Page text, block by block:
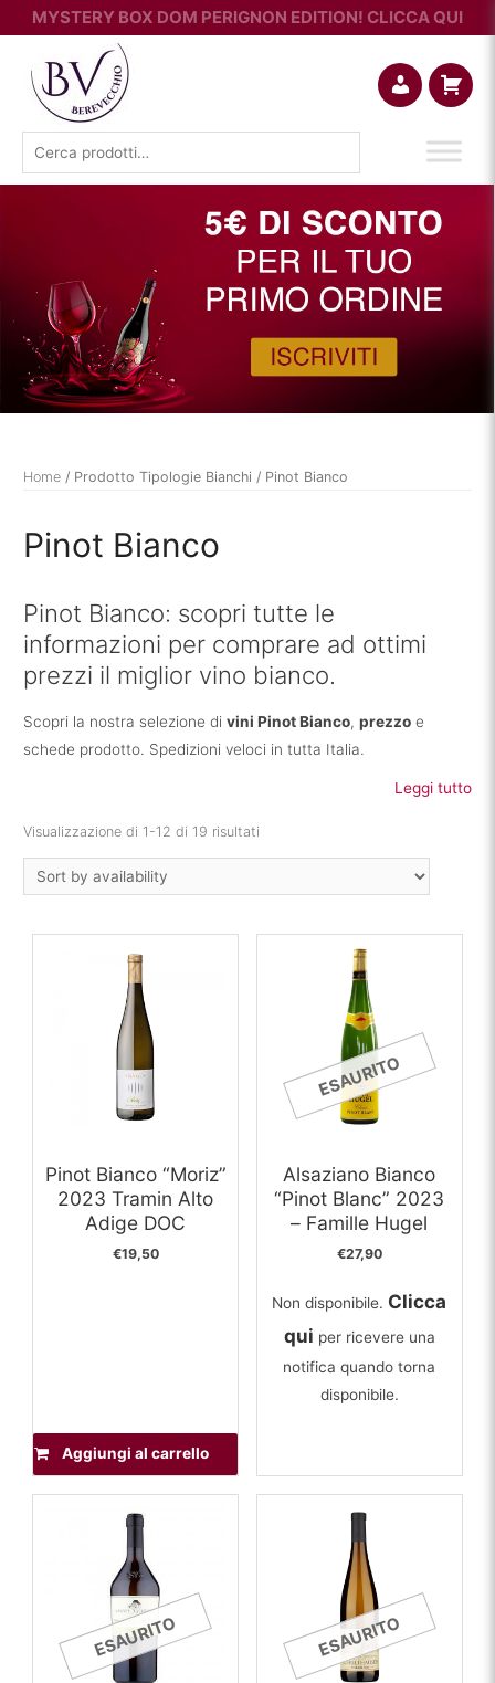
MYSTERY BOX DOM PERIGNON EDITION! CLICCA QUI
Cerca:
Home / Prodotto Tipologie Bianchi / Pinot Bianco
Pinot Bianco
Pinot Bianco: scopri tutte le
informazioni per comprare ad ottimi
prezzi il miglior vino bianco.
Scopri la nostra selezione divini Pinot Bianco,prezzo e
schede prodotto. Spedizioni veloci in tutta Italia.
Leggi tutto
Visualizzazione di 1-12 di 19 risultati
Pinot Bianco “Moriz”
2023 Tramin Alto
Adige DOC
€19,50
Aggiungi al carrello
ESAURITO
Alsaziano Bianco
“Pinot Blanc” 2023
– Famille Hugel
€27,90
Non disponibile. Clicca
qui per ricevere una
notifica quando torna
disponibile.
ESAURITO ESAURITO